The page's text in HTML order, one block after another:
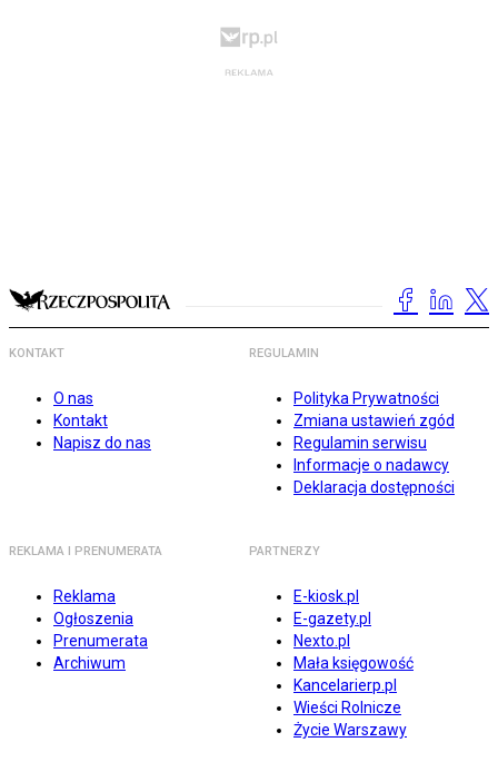
KONTAKT
O nas
Kontakt
Napisz do nas
REGULAMIN
Polityka Prywatności
Zmiana ustawień zgód
Regulamin serwisu
Informacje o nadawcy
Deklaracja dostępności
REKLAMA I PRENUMERATA
Reklama
Ogłoszenia
Prenumerata
Archiwum
PARTNERZY
E-kiosk.pl
E-gazety.pl
Nexto.pl
Mała księgowość
Kancelarierp.pl
Wieści Rolnicze
Życie Warszawy